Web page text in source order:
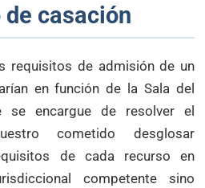
casación
requisitos de admisión de un
en función de la Sala del
se encargue de resolver el
cometido desglosar
de cada recurso en
competente sino